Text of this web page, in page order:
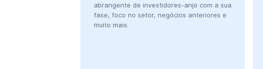
abrangente de investidores-anjo com a sua
fase, foco no setor, negócios anteriores e
muito mais.